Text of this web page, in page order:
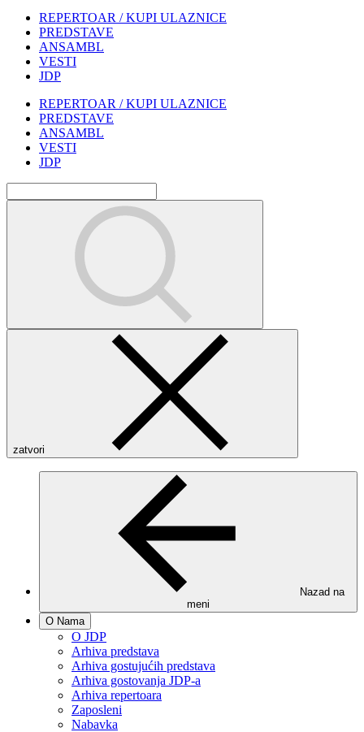
REPERTOAR / KUPI ULAZNICE
PREDSTAVE
ANSAMBL
VESTI
JDP
REPERTOAR / KUPI ULAZNICE
PREDSTAVE
ANSAMBL
VESTI
JDP
zatvori
Nazad na
meni
O Nama
O JDP
Arhiva predstava
Arhiva gostujućih predstava
Arhiva gostovanja JDP-a
Arhiva repertoara
Zaposleni
Nabavka